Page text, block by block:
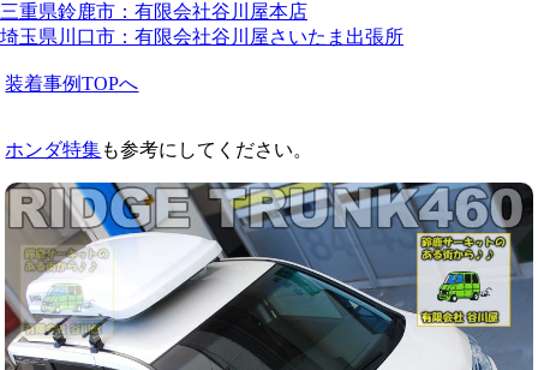
三重県鈴鹿市：有限会社谷川屋本店
埼玉県川口市：有限会社谷川屋さいたま出張所
装着事例TOPへ
ホンダ特集も参考にしてください。